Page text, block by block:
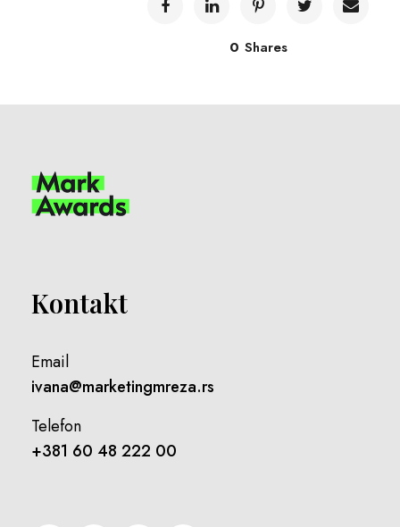
0 Shares
Kontakt
Email
ivana@marketingmreza.rs
Telefon
+381 60 48 222 00